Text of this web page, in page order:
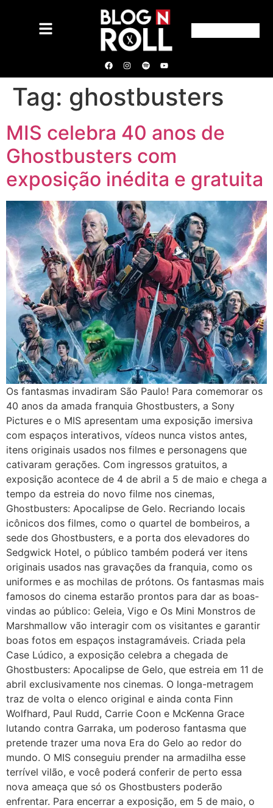
Tag: ghostbusters
MIS celebra 40 anos de
Ghostbusters com
exposição inédita e gratuita
Os fantasmas invadiram São Paulo! Para comemorar os
40 anos da amada franquia Ghostbusters, a Sony
Pictures e o MIS apresentam uma exposição imersiva
com espaços interativos, vídeos nunca vistos antes,
itens originais usados nos filmes e personagens que
cativaram gerações. Com ingressos gratuitos, a
exposição acontece de 4 de abril a 5 de maio e chega a
tempo da estreia do novo filme nos cinemas,
Ghostbusters: Apocalipse de Gelo. Recriando locais
icônicos dos filmes, como o quartel de bombeiros, a
sede dos Ghostbusters, e a porta dos elevadores do
Sedgwick Hotel, o público também poderá ver itens
originais usados nas gravações da franquia, como os
uniformes e as mochilas de prótons. Os fantasmas mais
famosos do cinema estarão prontos para dar as boas-
vindas ao público: Geleia, Vigo e Os Mini Monstros de
Marshmallow vão interagir com os visitantes e garantir
boas fotos em espaços instagramáveis. Criada pela
Case Lúdico, a exposição celebra a chegada de
Ghostbusters: Apocalipse de Gelo, que estreia em 11 de
abril exclusivamente nos cinemas. O longa-metragem
traz de volta o elenco original e ainda conta Finn
Wolfhard, Paul Rudd, Carrie Coon e McKenna Grace
lutando contra Garraka, um poderoso fantasma que
pretende trazer uma nova Era do Gelo ao redor do
mundo. O MIS conseguiu prender na armadilha esse
terrível vilão, e você poderá conferir de perto essa
nova ameaça que só os Ghostbusters poderão
enfrentar. Para encerrar a exposição, em 5 de maio, o